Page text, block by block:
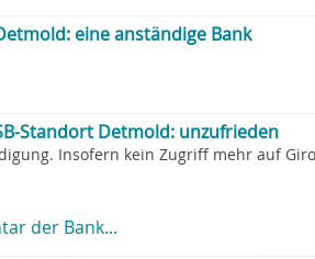
eine anständige Bank
Standort Detmold: unzufrieden
Insofern kein Zugriff mehr auf
der Bank...